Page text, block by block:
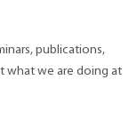
publications,
what we are doing at